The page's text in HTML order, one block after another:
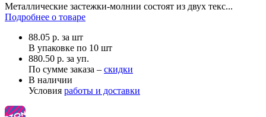
Металлические застежки-молнии состоят из двух текс...
Подробнее о товаре
88.05 р. за шт
В упаковке по 10 шт
880.50 р. за уп.
По сумме заказа – скидки
В наличии
Условия работы и доставки